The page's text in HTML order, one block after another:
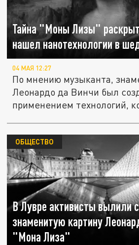
Тайна "Моны Лизы"
нашел нанотехнологии в
04 МАЯ 12:27
По мнению музыканта,
Леонардо да Винчи был
применением технологий,
В Лувре активисты вылили
знаменитую картину
"Мона Лиза"
ОБЩЕСТВО